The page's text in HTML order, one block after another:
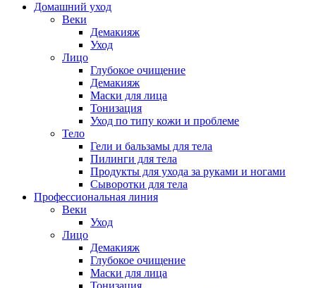
Домашний уход
Веки
Демакияж
Уход
Лицо
Глубокое очищение
Демакияж
Маски для лица
Тонизация
Уход по типу кожи и проблеме
Тело
Гели и бальзамы для тела
Пилинги для тела
Продукты для ухода за руками и ногами
Сыворотки для тела
Профессиональная линия
Веки
Уход
Лицо
Демакияж
Глубокое очищение
Маски для лица
Тонизация